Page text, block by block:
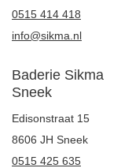
0515 414 418
info@sikma.nl
Baderie Sikma
Sneek
Edisonstraat 15
8606 JH Sneek
0515 425 635